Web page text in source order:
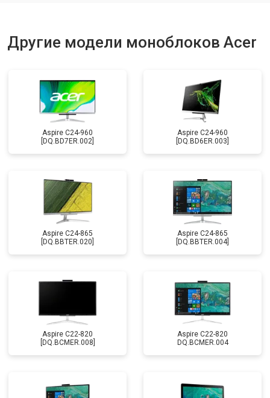
Другие модели моноблоков Acer
Aspire C24-960
[DQ.BD7ER.002]
Aspire C24-960
[DQ.BD6ER.003]
Aspire C24-865
[DQ.BBTER.020]
Aspire C24-865
[DQ.BBTER.004]
Aspire C22-820
[DQ.BCMER.008]
Aspire C22-820
DQ.BCMER.004